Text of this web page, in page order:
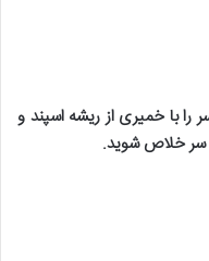
با خمیری از ریشه اسپند و
خلاص شوید.